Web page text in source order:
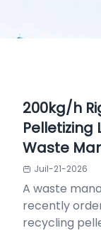
200kg/h
Pelletizing
Waste
Juil-21-2026
A waste
recently
recycling